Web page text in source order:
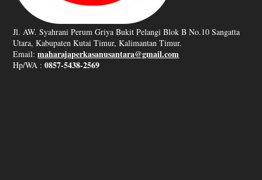
Jl. AW. Syahrani Perum Griya Bukit Pelangi Blok B No.10 Sangatta
Utara, Kabupaten Kutai Timur, Kalimantan Timur.
Email:maharajaperkasanusantara@gmail.com
Hp/WA :0857-5438-2569